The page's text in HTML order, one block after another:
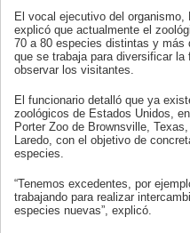
El vocal ejecutivo del organismo,
explicó que actualmente el
70 a 80 especies distintas y más
que se trabaja para diversificar la
observar los visitantes.
El funcionario detalló que ya
zoológicos de Estados Unidos,
Porter Zoo de Brownsville,
Laredo, con el objetivo de
especies.
“Tenemos excedentes, por
trabajando para realizar
especies nuevas”, explicó.